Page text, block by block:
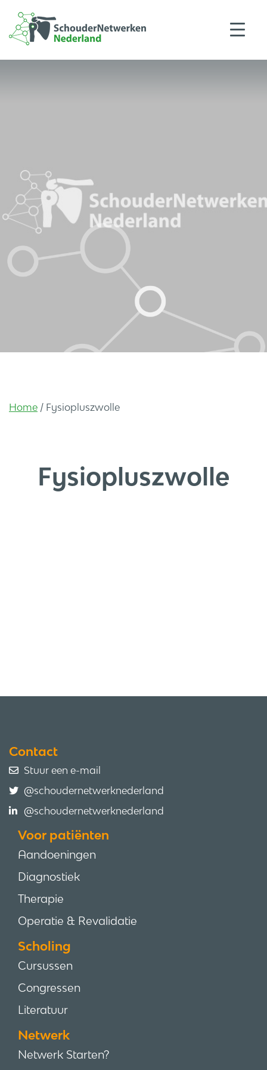
Home / Fysiopluszwolle
Fysiopluszwolle
Contact
Stuur een e-mail
@schoudernetwerknederland
@schoudernetwerknederland
Voor patiënten
Aandoeningen
Diagnostiek
Therapie
Operatie & Revalidatie
Scholing
Cursussen
Congressen
Literatuur
Netwerk
Netwerk Starten?